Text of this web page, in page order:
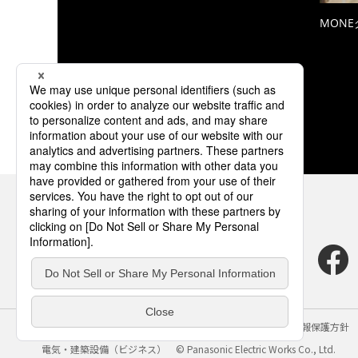
MONE
サイトのご利用にあたって クッキーポリシー
個人情報保護方針
電気・建築設備（ビジネス）
© Panasonic Electric Works Co., Ltd.